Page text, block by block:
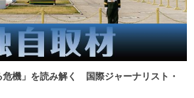
危機」を読み解く 国際ジャーナリスト・